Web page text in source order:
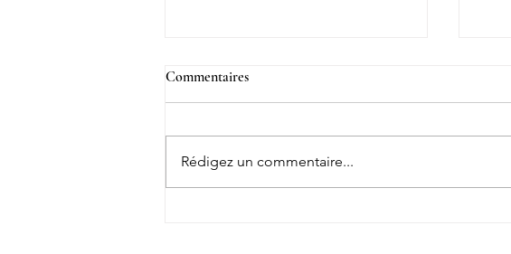
Commentaires
Rédigez un commentaire...